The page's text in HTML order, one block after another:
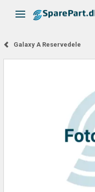
Skifte navigation
Galaxy A Reservedele